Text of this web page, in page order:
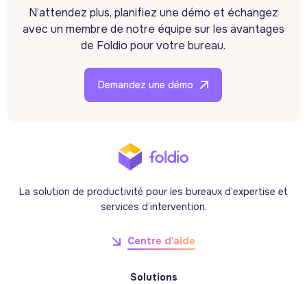
N’attendez plus, planifiez une démo et échangez
avec un membre de notre équipe sur les avantages
de Foldio pour votre bureau.
Demandez une démo
La solution de productivité pour les bureaux d’expertise et
services d’intervention.
Centre d'aide
Solutions